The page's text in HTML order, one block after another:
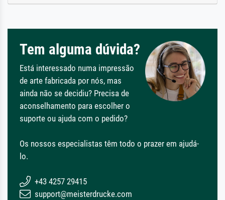
Tem alguma dúvida?
Está interessado numa impressão
de arte fabricada por nós, mas
ainda não se decidiu? Precisa de
aconselhamento para escolher o
suporte ou ajuda com o pedido?
Os nossos especialistas têm todo o prazer em ajudá-
lo.
+43 4257 29415
support@meisterdrucke.com